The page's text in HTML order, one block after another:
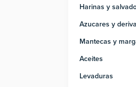
Harinas y
Azucares y
Mantecas y
Aceites
Levaduras